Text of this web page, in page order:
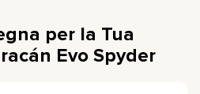
per la Tua
Evo Spyder